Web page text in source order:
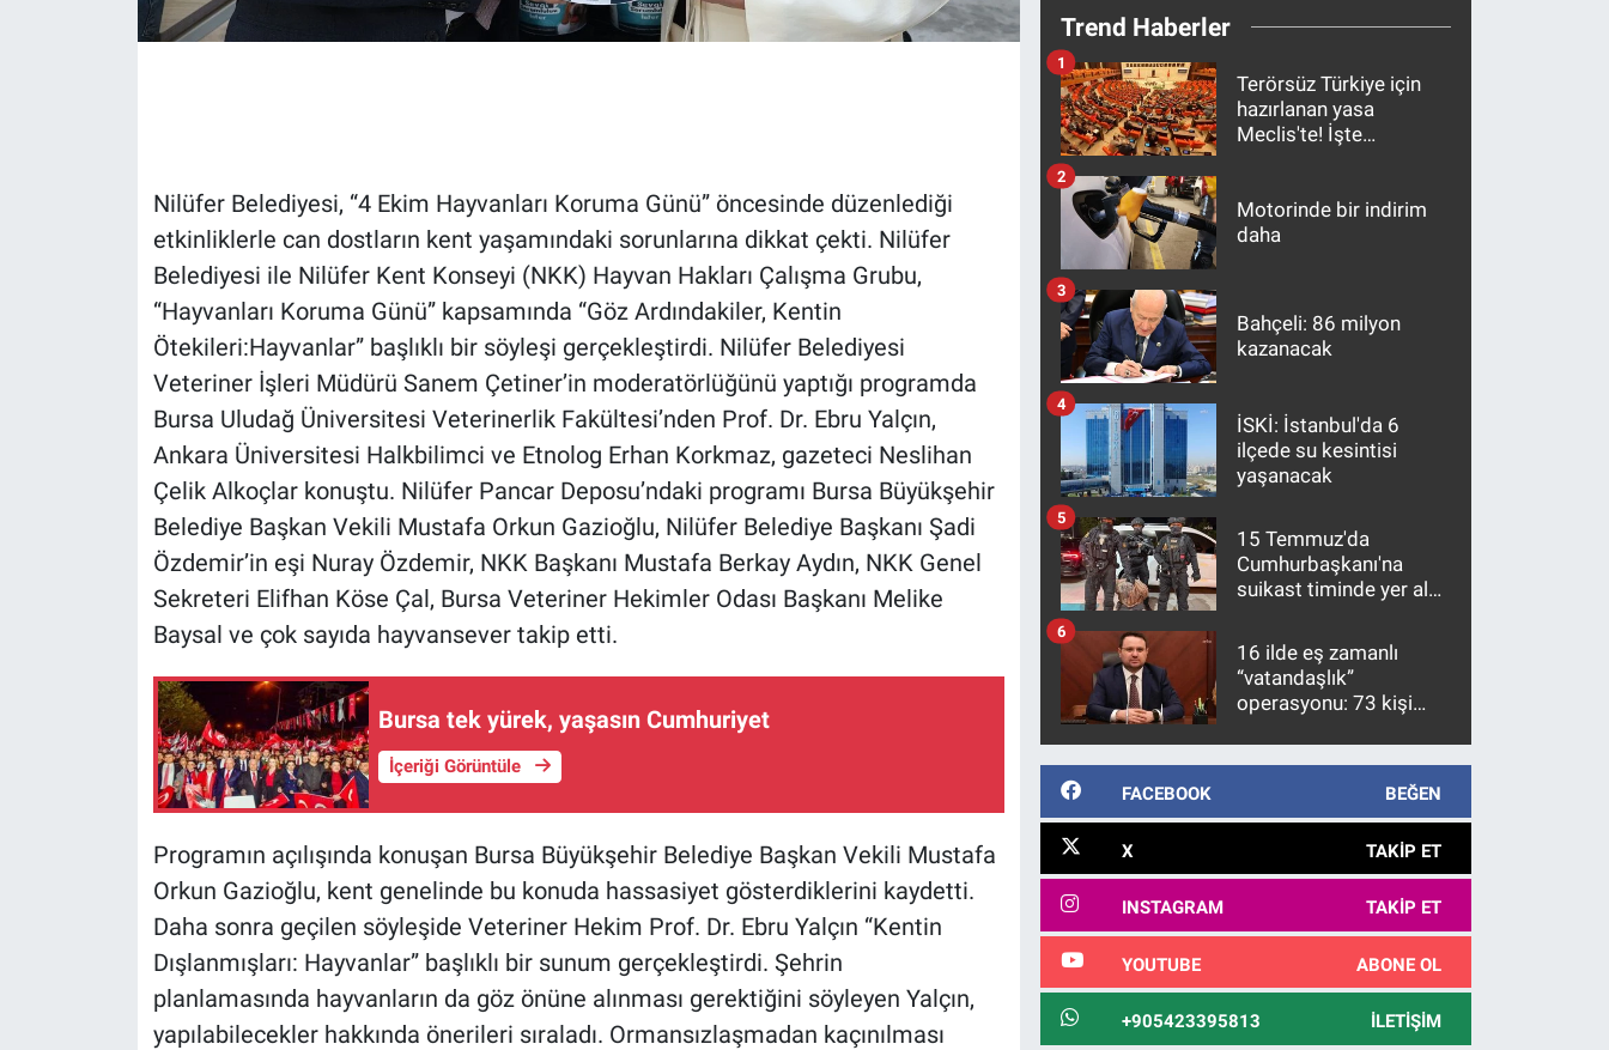
Nilüfer Belediyesi, “4 Ekim Hayvanları Koruma Günü” öncesinde düzenlediği
etkinliklerle can dostların kent yaşamındaki sorunlarına dikkat çekti. Nilüfer
Belediyesi ile Nilüfer Kent Konseyi (NKK) Hayvan Hakları Çalışma Grubu,
“Hayvanları Koruma Günü” kapsamında “Göz Ardındakiler, Kentin
Ötekileri:Hayvanlar” başlıklı bir söyleşi gerçekleştirdi. Nilüfer Belediyesi
Veteriner İşleri Müdürü Sanem Çetiner’in moderatörlüğünü yaptığı programda
Bursa Uludağ Üniversitesi Veterinerlik Fakültesi’nden Prof. Dr. Ebru Yalçın,
Ankara Üniversitesi Halkbilimci ve Etnolog Erhan Korkmaz, gazeteci Neslihan
Çelik Alkoçlar konuştu. Nilüfer Pancar Deposu’ndaki programı Bursa Büyükşehir
Belediye Başkan Vekili Mustafa Orkun Gazioğlu, Nilüfer Belediye Başkanı Şadi
Özdemir’in eşi Nuray Özdemir, NKK Başkanı Mustafa Berkay Aydın, NKK Genel
Sekreteri Elifhan Köse Çal, Bursa Veteriner Hekimler Odası Başkanı Melike
Baysal ve çok sayıda hayvansever takip etti.
Bursa tek yürek, yaşasın Cumhuriyet
İçeriği Görüntüle
​Programın açılışında konuşan Bursa Büyükşehir Belediye Başkan Vekili Mustafa
Orkun Gazioğlu, kent genelinde bu konuda hassasiyet gösterdiklerini kaydetti.
Daha sonra geçilen söyleşide Veteriner Hekim Prof. Dr. Ebru Yalçın “Kentin
Dışlanmışları: Hayvanlar” başlıklı bir sunum gerçekleştirdi. Şehrin
planlamasında hayvanların da göz önüne alınması gerektiğini söyleyen Yalçın,
yapılabilecekler hakkında önerileri sıraladı. Ormansızlaşmadan kaçınılması
Trend Haberler
Terörsüz Türkiye için
hazırlanan yasa
Meclis'te! İşte
1
Motorinde bir indirim
daha
2
Bahçeli: 86 milyon
kazanacak
3
İSKİ: İstanbul'da 6
ilçede su kesintisi
yaşanacak
4
15 Temmuz'da
Cumhurbaşkanı'na
suikast timinde yer alan
10 yıl sonra yakalandı
5
16 ilde eş zamanlı
“vatandaşlık”
operasyonu: 73 kişi
6
FACEBOOK BEĞEN
X TAKIP ET
INSTAGRAM TAKIP ET
YOUTUBE ABONE OL
+905423395813 İLETIŞIM
Koronavirüs
Kültür Sanat
Ne demişti
Teknoloji
Türkiye'nin Geleceği
Türkiye'nin Gündemi
Yerel Gündem